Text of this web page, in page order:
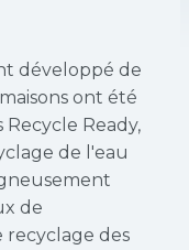
développé de
ont été
Ready,
de l'eau
de
recyclage des